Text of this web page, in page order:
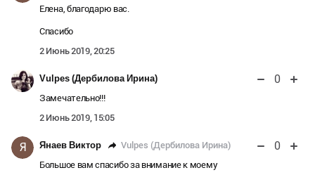
Елена, благодарю вас.
Спасибо
2 Июнь 2019, 20:25
Vulpes (Дербилова Ирина) 0
Замечательно!!!
2 Июнь 2019, 15:05
Я Янаев Виктор Vulpes (Дербилова Ирина) 0
Большое вам спасибо за внимание к моему